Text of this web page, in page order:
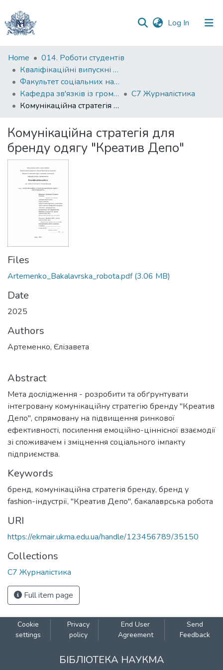
Log In (current)
Communities
&
Collections
All of DSpace
Statistics
Home
014. Роботи студентів
Кваліфікаційні випускні роботи здобувачів вищої освіти бакалаврських програм
Факультет соціальних наук і соціальних технологій
Кафедра зв'язків із громадськістю
С7 Журналістика
Комунікаційна стратегія для бренду одягу "Креатив Депо"
Комунікаційна стратегія для
бренду одягу "Креатив Депо"
Files
Artemenko_Bakalavrska_robota.pdf(3.06 MB)
Date
2025
Authors
Артеменко, Єлізавета
Abstract
Мета дослідження - розробити та обґрунтувати
інтегровану комунікаційну стратегію бренду "Креатив
Депо", спрямовану на підвищення ринкової
ефективності, посилення емоційно-ціннісної взаємодії
зі споживачем і зміцнення соціального імпакту
підприємства.
Keywords
бренд, комунікаційна стратегія бренду, бренд у
fashion-індустрії, "Креатив Депо", бакалаврська робота
URI
https://ekmair.ukma.edu.ua/handle/123456789/35150
Collections
С7 Журналістика
Full item page
Cookie
settings
Privacy
policy
End User
Agreement
Send
Feedback
БІБЛІОТЕКА НАУКМА